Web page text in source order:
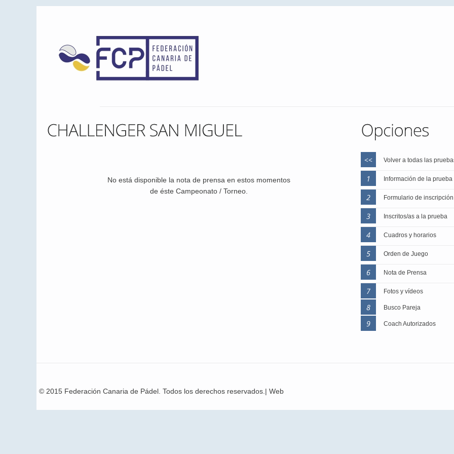
No está disponible la nota de prensa en estos momentos
de éste Campeonato / Torneo.
Volver a todas las
Información de la prueba
Formulario de inscripción
Inscritos/as a la prueba
Cuadros y horarios
Orden de Juego
Nota de Prensa
Fotos y vídeos
Busco Pareja
Coach Autorizados
© 2015 Federación Canaria de Pádel. Todos los derechos reservados.| Web